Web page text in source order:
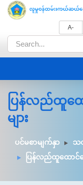
A-
ပြန်လည်ထူထေ
များ
ပင်မစာမျက်နှာ
သ
ပြန်လည်ထူထောင်ရ